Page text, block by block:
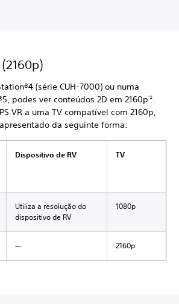
(série CUH-7000) ou numa
podes ver conteúdos 2D em 2160p*2.
VR a uma TV compatível com 2160p,
da seguinte forma:
Dispositivo de RV TV
Utiliza a resolução do
dispositivo de RV
1080p
― 2160p